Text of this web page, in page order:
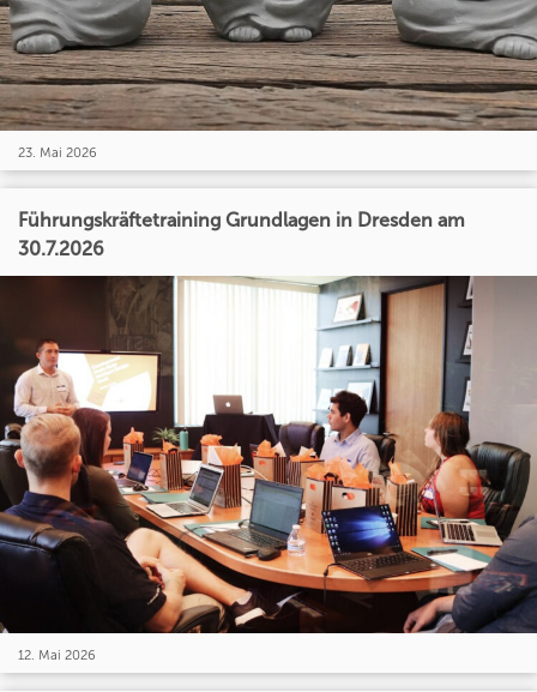
23. Mai 2026
Führungskräftetraining Grundlagen in Dresden am
30.7.2026
12. Mai 2026